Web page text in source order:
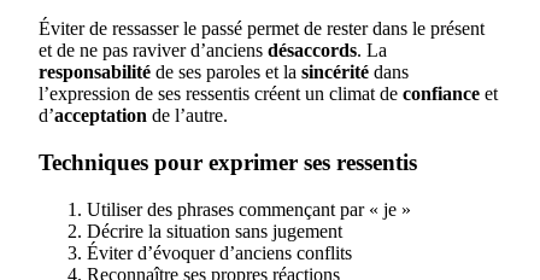
Éviter de ressasser le passé permet de rester dans le présent
et de ne pas raviver d’anciens désaccords. La
responsabilité de ses paroles et la sincérité dans
l’expression de ses ressentis créent un climat de confiance et
d’acceptation de l’autre.
Techniques pour exprimer ses ressentis
Utiliser des phrases commençant par « je »
Décrire la situation sans jugement
Éviter d’évoquer d’anciens conflits
Reconnaître ses propres réactions